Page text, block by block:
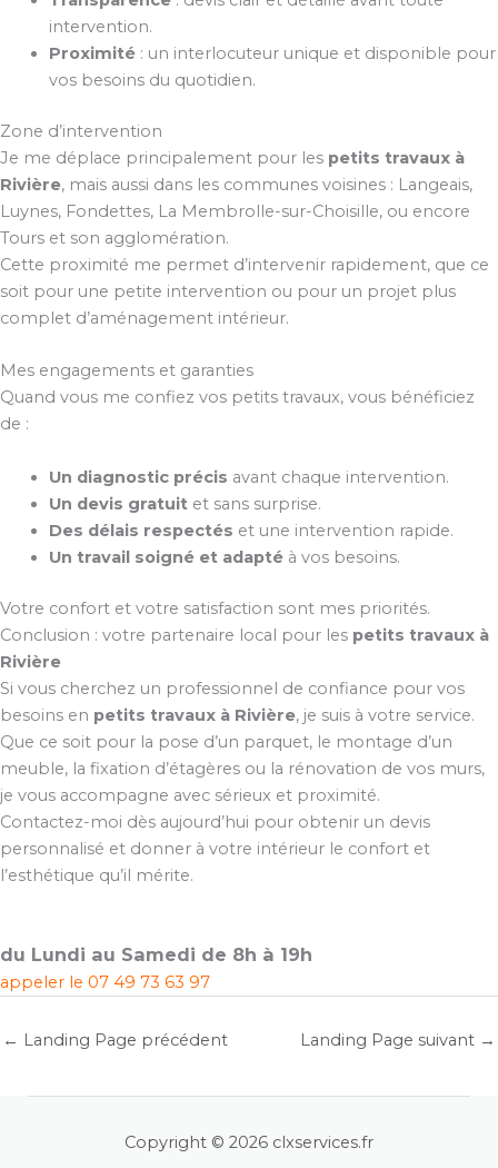
intervention.
Proximité: un interlocuteur unique et disponible pour
vos besoins du quotidien.
Zone d’intervention
Je me déplace principalement pour les petits travaux à
Rivière, mais aussi dans les communes voisines : Langeais,
Luynes, Fondettes, La Membrolle-sur-Choisille, ou encore
Tours et son agglomération.
Cette proximité me permet d’intervenir rapidement, que ce
soit pour une petite intervention ou pour un projet plus
complet d’aménagement intérieur.
Mes engagements et garanties
Quand vous me confiez vos petits travaux, vous bénéficiez
de :
Un diagnostic précis avant chaque intervention.
Un devis gratuitet sans surprise.
Des délais respectés et une intervention rapide.
Un travail soigné et adaptéà vos besoins.
Votre confort et votre satisfaction sont mes priorités.
Conclusion : votre partenaire local pour les petits travaux à
Rivière
Si vous cherchez un professionnel de confiance pour vos
besoins en petits travaux à Rivière, je suis à votre service.
Que ce soit pour la pose d’un parquet, le montage d’un
meuble, la fixation d’étagères ou la rénovation de vos murs,
je vous accompagne avec sérieux et proximité.
Contactez-moi dès aujourd’hui pour obtenir un devis
personnalisé et donner à votre intérieur le confort et
l’esthétique qu’il mérite.
du Lundi au Samedi de 8h à 19h
appeler le 07 49 73 63 97
← Landing Page précédent Landing Page suivant →
Copyright © 2026 clxservices.fr